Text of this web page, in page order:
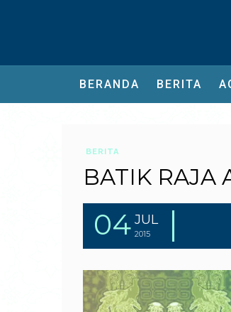
BERANDA BERITA
BERITA
BATIK RAJA
04 JUL
2015